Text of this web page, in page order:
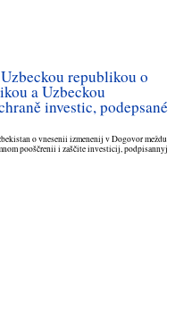
republikou o
a Uzbeckou
investic, podepsané
o vnesenii izmenenij v Dogovor meždu
pooščrenii i zaščite investicij, podpisannyj